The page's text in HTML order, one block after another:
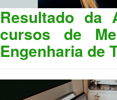
Resultado da
cursos de
Engenharia de